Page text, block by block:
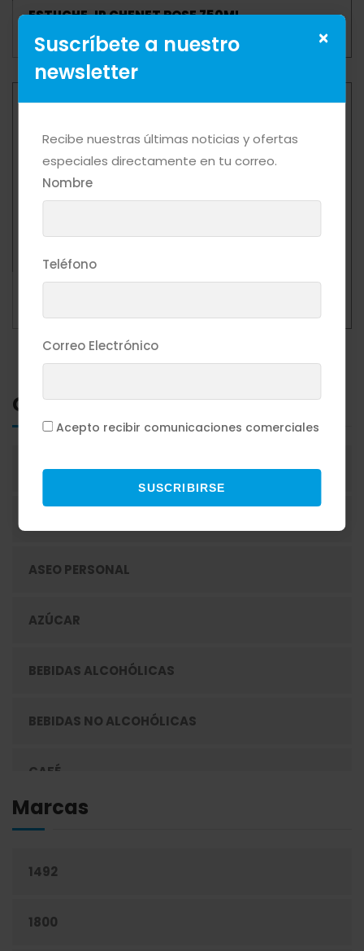
ESTUCHE JP CHENET ROSE 750ML
Mas Detalle
ESTUCHE JP CHENET WHITE 750ML
Categorias
ACEITES
ASEO PERSONAL
AZÚCAR
BEBIDAS ALCOHÓLICAS
BEBIDAS NO ALCOHÓLICAS
CAFÉ
CIGARRILLOS
CONFITERÍA
Marcas
1492
1800
×
Suscríbete a nuestro
newsletter
Recibe nuestras últimas noticias y ofertas
especiales directamente en tu correo.
Nombre
Teléfono
Correo Electrónico
Acepto recibir comunicaciones comerciales
SUSCRIBIRSE